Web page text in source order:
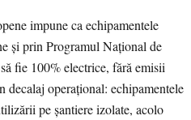
impune ca echipamentele
și prin Programul Național de
fie 100% electrice, fără emisii
decalaj operațional: echipamentele
pe șantiere izolate, acolo